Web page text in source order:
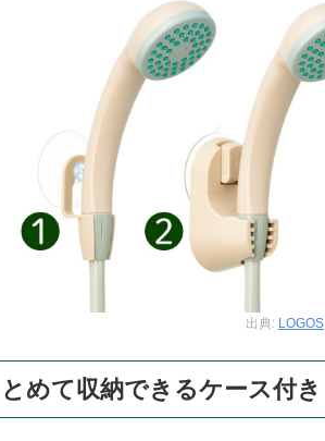
出典: LOGOS
めて収納できるケース付き